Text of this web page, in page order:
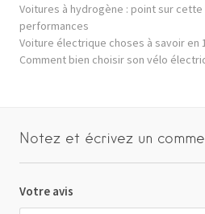
Voitures à hydrogène : point sur
performances
Voiture électrique choses à savoir en
Comment bien choisir son vélo
Notez et écrivez un
Votre avis